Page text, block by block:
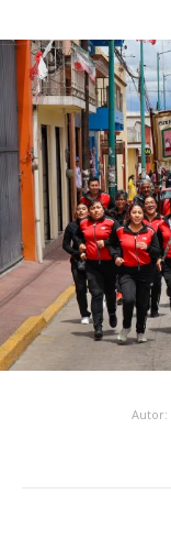
Autor: